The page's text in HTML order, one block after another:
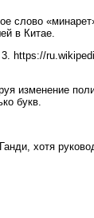
слово
в Китае.
https://
изменение
букв.
хотя